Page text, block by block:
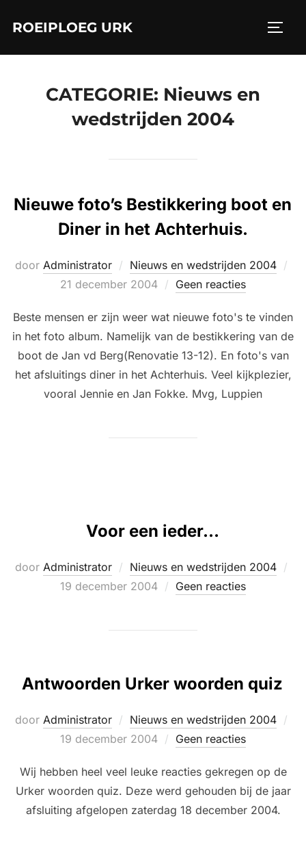
naarROEIPLOEG URK
CATEGORIE: Nieuws en
wedstrijden 2004
Nieuwe foto’s Bestikkering boot en
Diner in het Achterhuis.
door Administrator Nieuws en wedstrijden 2004
21 december 2004 Geen reacties
Beste mensen er zijn weer wat nieuwe foto's te vinden
in het foto album. Namelijk van de bestikkering van de
boot de Jan vd Berg(Renovatie 13-12). En foto's van
het afsluitings diner in het Achterhuis. Veel kijkplezier,
vooral Jennie en Jan Fokke. Mvg, Luppien
Voor een ieder…
door Administrator Nieuws en wedstrijden 2004
19 december 2004 Geen reacties
Antwoorden Urker woorden quiz
door Administrator Nieuws en wedstrijden 2004
19 december 2004 Geen reacties
Wij hebben heel veel leuke reacties gekregen op de
Urker woorden quiz. Deze werd gehouden bij de jaar
afsluiting afgelopen zaterdag 18 december 2004.